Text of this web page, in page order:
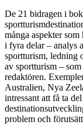
De 21 bidragen i
många aspekter
i fyra delar – analys
sportturism, ledning
av sportturism –
redaktören.
Australien, Nya
intressant att få ta
problem och